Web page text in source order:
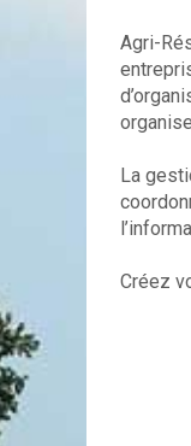
Agri-
La
Créez